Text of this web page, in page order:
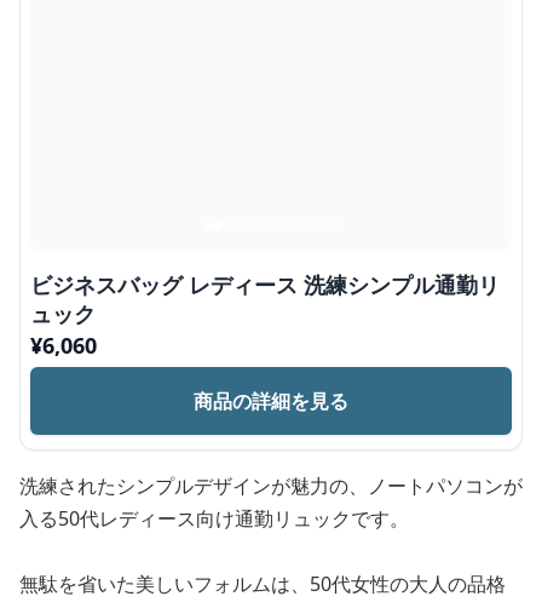
ビジネスバッグ レディース 洗練シンプル通勤リ
ュック
¥6,060
商品の詳細を見る
洗練されたシンプルデザインが魅力の、ノートパソコンが
入る50代レディース向け通勤リュックです。
無駄を省いた美しいフォルムは、50代女性の大人の品格